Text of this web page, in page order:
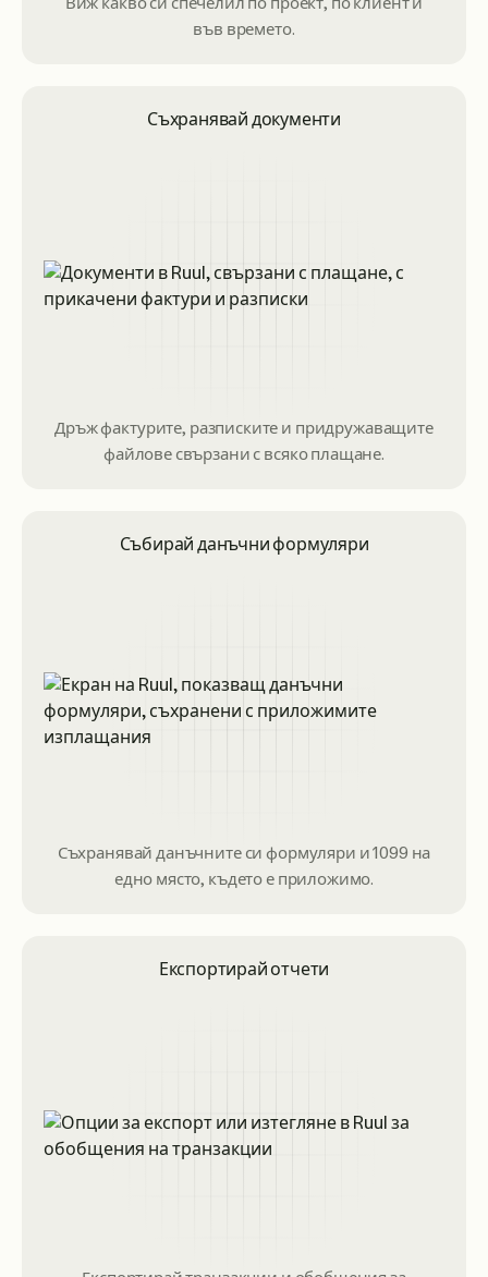
във времето.
Съхранявай документи
Дръж фактурите, разписките и придружаващите
файлове свързани с всяко плащане.
Събирай данъчни формуляри
Съхранявай данъчните си формуляри и 1099 на
едно място, където е приложимо.
Експортирай отчети